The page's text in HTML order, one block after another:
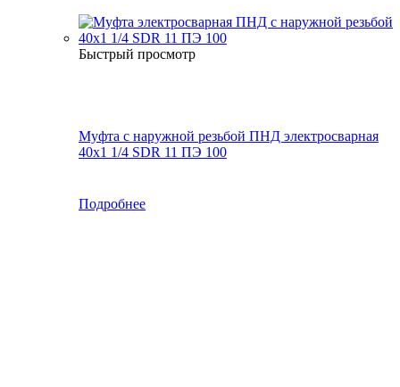
Быстрый просмотр
Муфта с наружной резьбой ПНД электросварная
40x1 1/4 SDR 11 ПЭ 100
Подробнее